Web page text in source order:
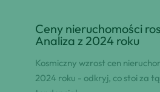
Ceny nieruchomości
Analiza z 2024 roku
Kosmiczny wzrost cen
2024 roku - odkryj, co stoi za